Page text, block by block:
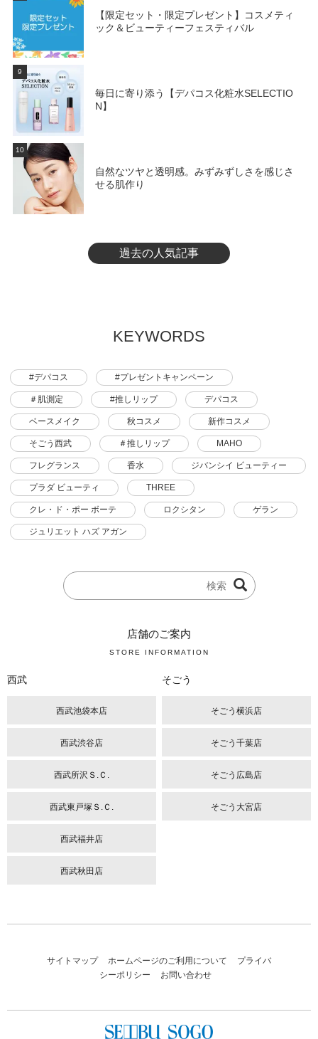
【限定セット・限定プレゼント】コスメティ
ック＆ビューティーフェスティバル
9
毎日に寄り添う【デパコス化粧水SELECTIO
N】
10
自然なツヤと透明感。みずみずしさを感じさ
せる肌作り
過去の人気記事
KEYWORDS
#デパコス #プレゼントキャンペーン
＃肌測定 #推しリップ デパコス
ベースメイク 秋コスメ 新作コスメ
そごう西武 ＃推しリップ MAHO
フレグランス 香水 ジバンシイ ビューティー
プラダ ビューティ THREE
クレ・ド・ポー ボーテ ロクシタン ゲラン
ジュリエット ハズ アガン
店舗のご案内
STORE INFORMATION
西武
西武池袋本店
西武渋谷店
西武所沢Ｓ.Ｃ.
西武東戸塚Ｓ.Ｃ.
西武福井店
西武秋田店
そごう
そごう横浜店
そごう千葉店
そごう広島店
そごう大宮店
サイトマップ ホームページのご利用について
プライバ
シーポリシー
お問い合わせ